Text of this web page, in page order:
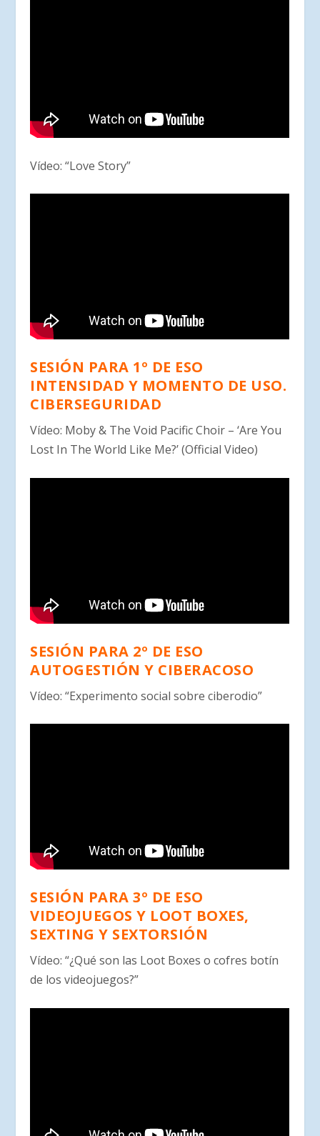
Vídeo: “Love Story”
SESIÓN PARA 1º DE ESO
INTENSIDAD Y MOMENTO DE USO.
CIBERSEGURIDAD
Vídeo: Moby & The Void Pacific Choir – ‘Are You
Lost In The World Like Me?’ (Official Video)
SESIÓN PARA 2º DE ESO
AUTOGESTIÓN Y CIBERACOSO
Vídeo: “Experimento social sobre ciberodio”
SESIÓN PARA 3º DE ESO
VIDEOJUEGOS Y LOOT BOXES,
SEXTING Y SEXTORSIÓN
Vídeo: “¿Qué son las Loot Boxes o cofres botín
de los videojuegos?”